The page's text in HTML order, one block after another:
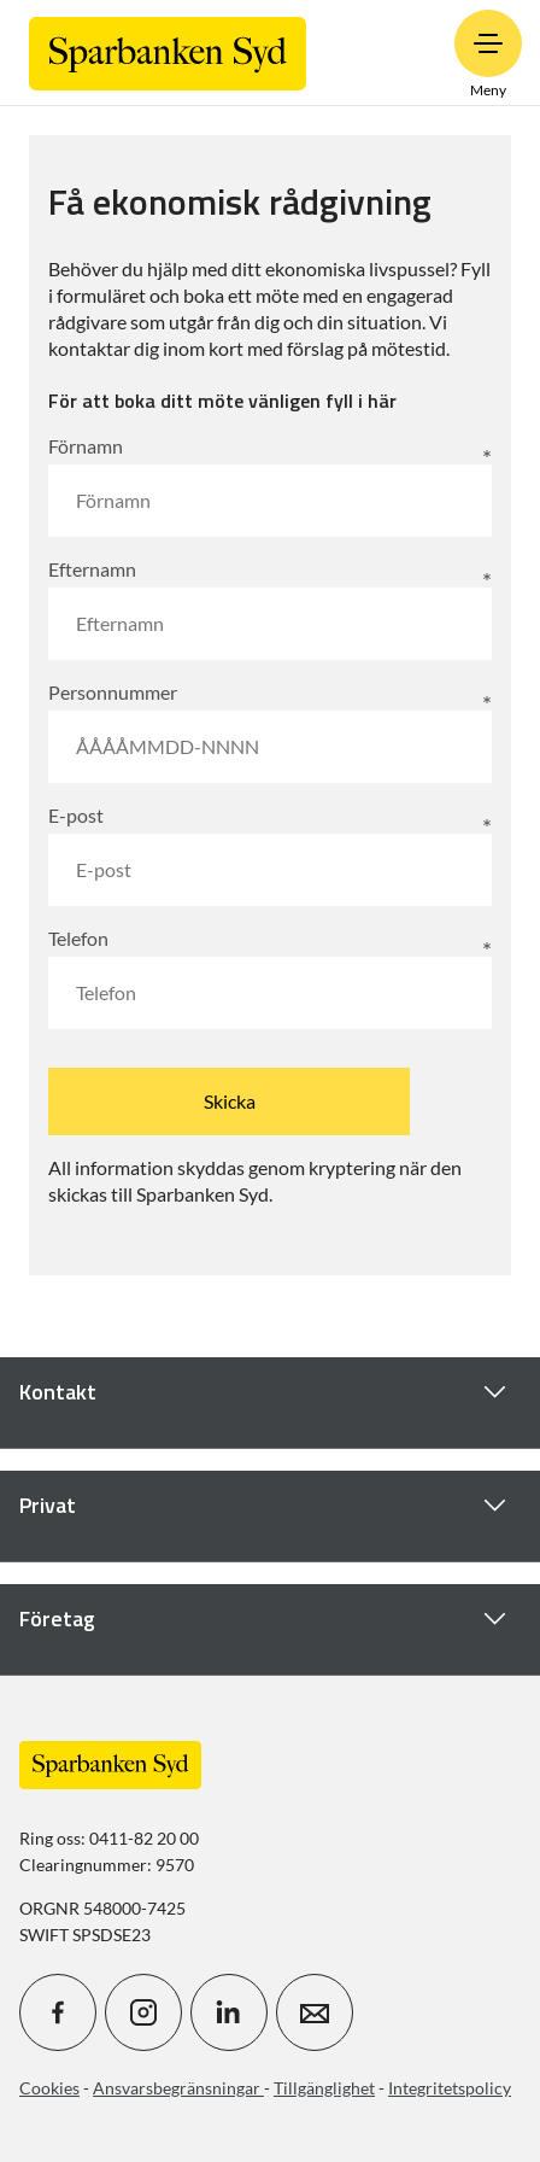
Meny
Få ekonomisk rådgivning
Behöver du hjälp med ditt ekonomiska livspussel? Fyll
i formuläret och boka ett möte med en engagerad
rådgivare som utgår från dig och din situation. Vi
kontaktar dig inom kort med förslag på mötestid.
För att boka ditt möte vänligen fyll i här
Förnamn
Efternamn
Personnummer
E-post
Telefon
All information skyddas genom kryptering när den
skickas till Sparbanken Syd.
Kontakt
Privat
Företag
Ring oss: 0411-82 20 00
Clearingnummer: 9570
ORGNR 548000-7425
SWIFT SPSDSE23
Cookies-Ansvarsbegränsningar-Tillgänglighet- Integritetspolicy